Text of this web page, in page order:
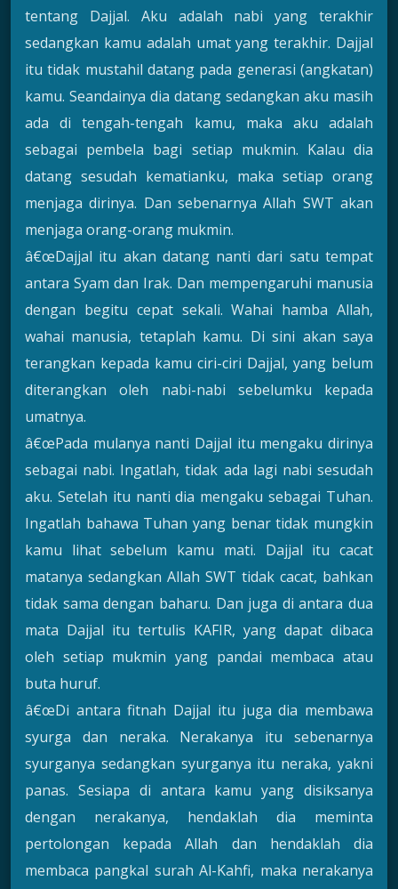
tentang Dajjal. Aku adalah nabi yang terakhir
sedangkan kamu adalah umat yang terakhir. Dajjal
itu tidak mustahil datang pada generasi (angkatan)
kamu. Seandainya dia datang sedangkan aku masih
ada di tengah-tengah kamu, maka aku adalah
sebagai pembela bagi setiap mukmin. Kalau dia
datang sesudah kematianku, maka setiap orang
menjaga dirinya. Dan sebenarnya Allah SWT akan
menjaga orang-orang mukmin.
â€œDajjal itu akan datang nanti dari satu tempat
antara Syam dan Irak. Dan mempengaruhi manusia
dengan begitu cepat sekali. Wahai hamba Allah,
wahai manusia, tetaplah kamu. Di sini akan saya
terangkan kepada kamu ciri-ciri Dajjal, yang belum
diterangkan oleh nabi-nabi sebelumku kepada
umatnya.
â€œPada mulanya nanti Dajjal itu mengaku dirinya
sebagai nabi. Ingatlah, tidak ada lagi nabi sesudah
aku. Setelah itu nanti dia mengaku sebagai Tuhan.
Ingatlah bahawa Tuhan yang benar tidak mungkin
kamu lihat sebelum kamu mati. Dajjal itu cacat
matanya sedangkan Allah SWT tidak cacat, bahkan
tidak sama dengan baharu. Dan juga di antara dua
mata Dajjal itu tertulis KAFIR, yang dapat dibaca
oleh setiap mukmin yang pandai membaca atau
buta huruf.
â€œDi antara fitnah Dajjal itu juga dia membawa
syurga dan neraka. Nerakanya itu sebenarnya
syurganya sedangkan syurganya itu neraka, yakni
panas. Sesiapa di antara kamu yang disiksanya
dengan nerakanya, hendaklah dia meminta
pertolongan kepada Allah dan hendaklah dia
membaca pangkal surah Al-Kahfi, maka nerakanya